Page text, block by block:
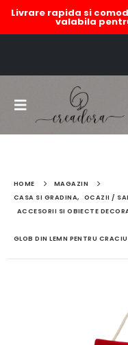
Livrare rapida si
valabila
HOME
MAGAZIN
CASA SI GRADINA, OCAZII /
ACCESORII SI OBIECTE
GLOB DIN LEMN PENTRU